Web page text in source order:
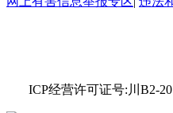
ICP经营许可证号:川B2-